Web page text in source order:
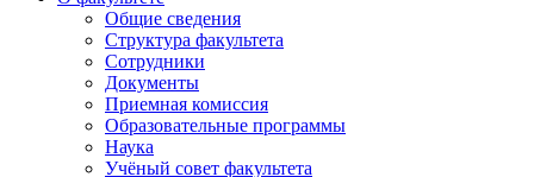
Общие сведения
Структура факультета
Сотрудники
Документы
Приемная комиссия
Образовательные программы
Наука
Учёный совет факультета